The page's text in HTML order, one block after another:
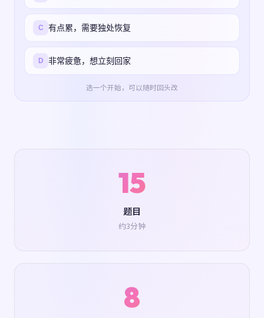
C 有点累，需要独处恢复
D 非常疲惫，想立刻回家
选一个开始，可以随时回头改
15
题目
约3分钟
8